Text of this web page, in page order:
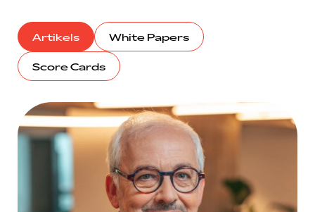
Artikels White Papers
Score Cards